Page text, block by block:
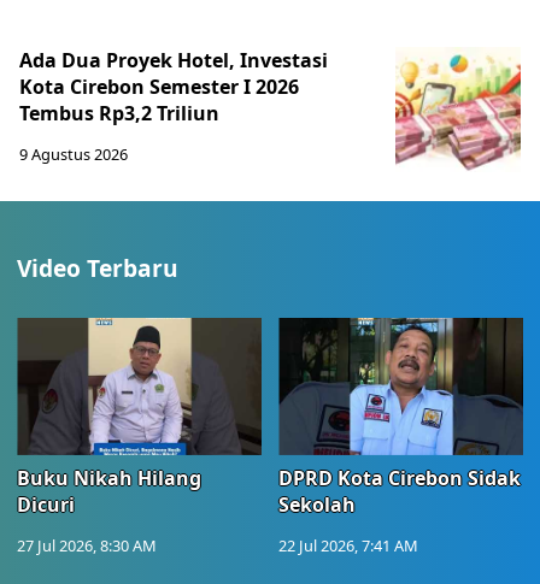
Ada Dua Proyek Hotel, Investasi
Kota Cirebon Semester I 2026
Tembus Rp3,2 Triliun
9 Agustus 2026
Video Terbaru
Buku Nikah Hilang
Dicuri
27 Jul 2026, 8:30 AM
DPRD Kota Cirebon Sidak
Sekolah
22 Jul 2026, 7:41 AM